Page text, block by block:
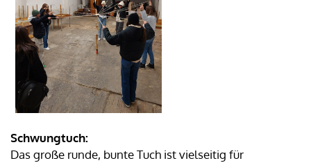
Schwungtuch:
Das große runde, bunte Tuch ist vielseitig für